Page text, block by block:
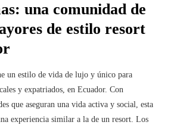
una comunidad de
de estilo resort
un estilo de vida de lujo y único para
y expatriados, en Ecuador. Con
que aseguran una vida activa y social, esta
experiencia similar a la de un resort. Los